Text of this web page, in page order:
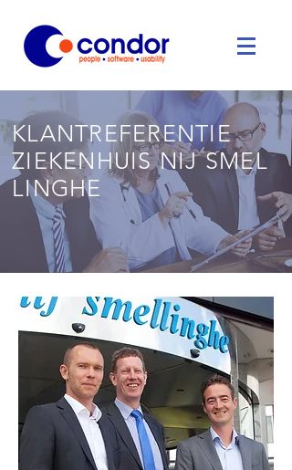
KLANTREFERENTIE
ZIEKENHUIS NIJ SMEL
LINGHE